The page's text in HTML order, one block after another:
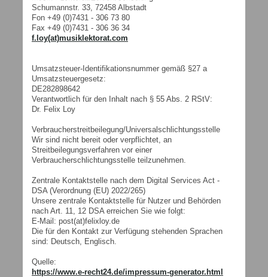
Schumannstr. 33, 72458 Albstadt
Fon +49 (0)7431 - 306 73 80
Fax +49 (0)7431 - 306 36 34
f.loy(at)musiklektorat.com
Umsatzsteuer-Identifikationsnummer gemäß §27 a
Umsatzsteuergesetz:
DE282898642
Verantwortlich für den Inhalt nach § 55 Abs. 2 RStV:
Dr. Felix Loy
Verbraucherstreitbeilegung/Universalschlichtungsstelle
Wir sind nicht bereit oder verpflichtet, an
Streitbeilegungsverfahren vor einer
Verbraucherschlichtungsstelle teilzunehmen.
Zentrale Kontaktstelle nach dem Digital Services Act -
DSA (Verordnung (EU) 2022/265)
Unsere zentrale Kontaktstelle für Nutzer und Behörden
nach Art. 11, 12 DSA erreichen Sie wie folgt:
E-Mail: post(at)felixloy.de
Die für den Kontakt zur Verfügung stehenden Sprachen
sind: Deutsch, Englisch.
Quelle:
https://www.e-recht24.de/impressum-generator.html